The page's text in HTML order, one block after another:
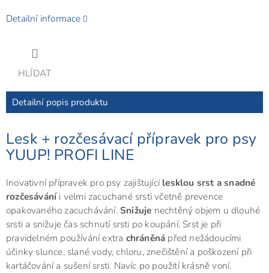
Detailní informace
HLÍDAT
Detailní popis produktu
Lesk + rozčesávací přípravek pro psy
YUUP! PROFI LINE
Inovativní přípravek pro psy zajištujícílesklou srst a snadné
rozčesáváníi velmi zacuchané srsti včetně prevence
opakovaného zacuchávání.Snižuje nechtěný objem u dlouhé
srsti a snižuje čas schnutí srsti po koupání. Srst je při
pravidelném používání extra chráněná před nežádoucími
účinky slunce, slané vody, chloru, znečištění a poškození při
kartáčování a sušení srsti. Navíc po použití krásně voní.